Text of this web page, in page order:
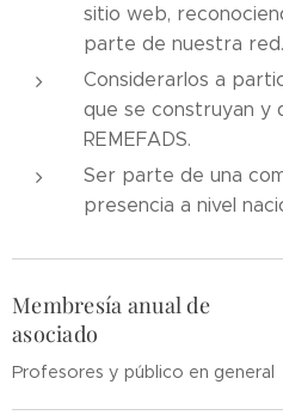
sitio web,
parte de nuestra red.
Considerarlos a
que se construyan y
REMEFADS.
Ser parte de una
presencia a nivel
Membresía anual de
asociado
Profesores y público en general